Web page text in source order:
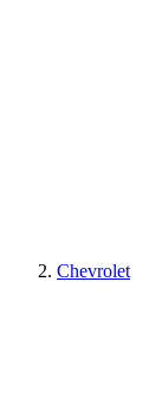
Chevrolet